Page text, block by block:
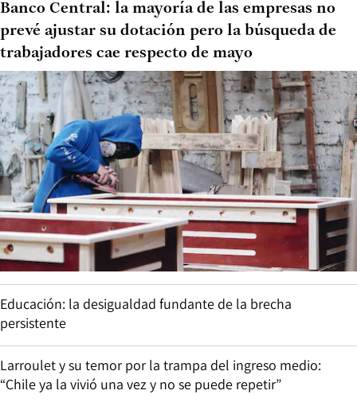
Banco Central: la mayoría de las empresas no
prevé ajustar su dotación pero la búsqueda de
trabajadores cae respecto de mayo
Educación: la desigualdad fundante de la brecha
persistente
Larroulet y su temor por la trampa del ingreso medio:
“Chile ya la vivió una vez y no se puede repetir”